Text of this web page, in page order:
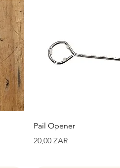
Schnellansicht
Pail Opener
Preis
20,00 ZAR